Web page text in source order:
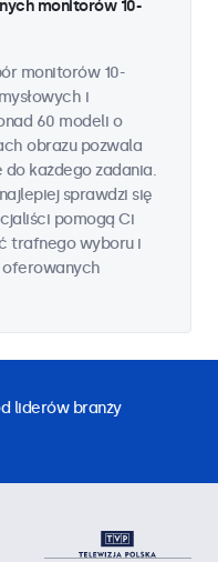
monitorów 10-
monitorów 10-
i
60 modeli o
obrazu pozwala
każdego zadania.
sprawdzi się
pomogą Ci
trafnego wyboru i
oferowanych
liderów branży